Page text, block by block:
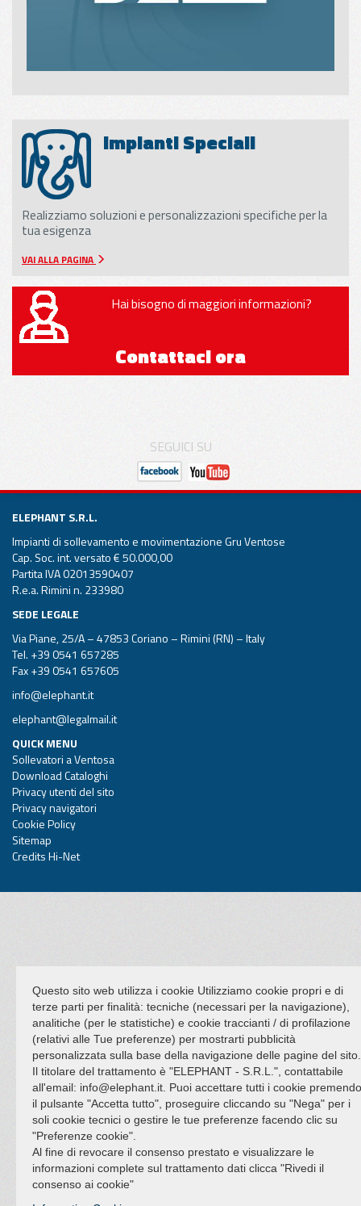
Impianti Speciali
Realizziamo soluzioni e personalizzazioni specifiche per la
tua esigenza
VAI ALLA PAGINA
Hai bisogno di maggiori informazioni?
Contattaci ora
SEGUICI SU
ELEPHANT S.R.L.
Impianti di sollevamento e movimentazione Gru Ventose
Cap. Soc. int. versato € 50.000,00
Partita IVA 02013590407
R.e.a. Rimini n. 233980
SEDE LEGALE
Via Piane, 25/A – 47853 Coriano – Rimini (RN) – Italy
Tel. +39 0541 657285
Fax +39 0541 657605
info@elephant.it
elephant@legalmail.it
QUICK MENU
Sollevatori a Ventosa
Download Cataloghi
Privacy utenti del sito
Privacy navigatori
Cookie Policy
Sitemap
Credits Hi-Net
Questo sito web utilizza i cookie Utilizziamo cookie propri e di
terze parti per finalità: tecniche (necessari per la navigazione),
analitiche (per le statistiche) e cookie traccianti / di profilazione
(relativi alle Tue preferenze) per mostrarti pubblicità
personalizzata sulla base della navigazione delle pagine del sito.
Il titolare del trattamento è "ELEPHANT - S.R.L.", contattabile
all'email: info@elephant.it. Puoi accettare tutti i cookie premendo
il pulsante "Accetta tutto", proseguire cliccando su "Nega" per i
soli cookie tecnici o gestire le tue preferenze facendo clic su
"Preferenze cookie".
Al fine di revocare il consenso prestato e visualizzare le
informazioni complete sul trattamento dati clicca "Rivedi il
consenso ai cookie"